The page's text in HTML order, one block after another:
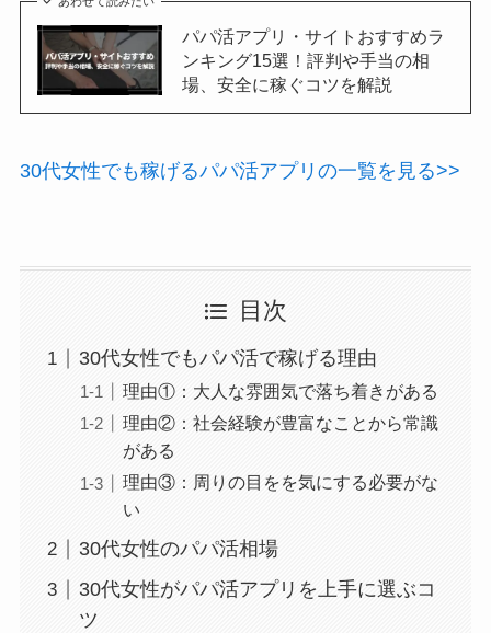
パパ活アプリ・サイトおすすめラ
ンキング15選！評判や手当の相
場、安全に稼ぐコツを解説
30代女性でも稼げるパパ活アプリの一覧を見る>>
目次
30代女性でもパパ活で稼げる理由
理由①：大人な雰囲気で落ち着きがある
理由②：社会経験が豊富なことから常識
がある
理由③：周りの目をを気にする必要がな
い
30代女性のパパ活相場
30代女性がパパ活アプリを上手に選ぶコ
ツ